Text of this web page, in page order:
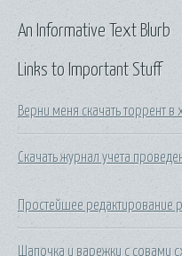
Links to Important Stuff
Верни меня скачать торрент
Скачать журнал учета
Простейшее редактирование
Шапочка и варежки с совами
An Informative Text Blurb